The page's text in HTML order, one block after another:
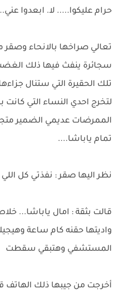
حرام عليكوا..... لا. ابعدوا
تعالي صراخها بالانحاء وصقر
سجائرة ينفث فيها ذلك
تلك الحقيرة التي ستنال
لتخرج احدي النساء التي كانت
الممرضات عديمي الضمير
تمام ياباشا....
نظر اليها صقر : نفذتي كل
قالت بثقة : امال ياباشا...
واديتها حقنه كام ساعة
المستشفي وهتبقي سقطت
أخرجت من جيبها ذلك الهاتف